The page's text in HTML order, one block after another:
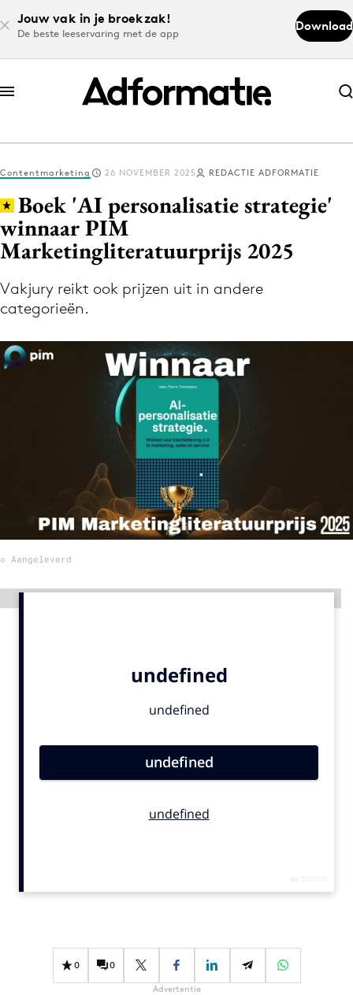
Jouw vak in je broekzak!
De beste leeservaring met de app
Download
Abonneer nu
Abonneer nu
Log in
Volg het laatste nieuws via de Adformatie
Nieuws app
9 sept: GenAI-training
12 nov: MarketingLive!
Adverteren
Events
Opleidingen
Vacatures
Academy
Campagnes
Gedragsverandering
Contentmarketing 26 NOVEMBER 2025 REDACTIE ADFORMATIE
Boek 'AI personalisatie strategie'
winnaar PIM
Marketingliteratuurprijs 2025
Vakjury reikt ook prijzen uit in andere
categorieën.
© Aangeleverd
0 0
Advertentie